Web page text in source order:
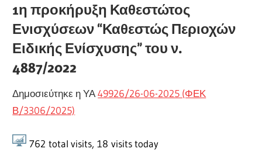
1η προκήρυξη Καθεστώτος
Ενισχύσεων “Καθεστώς Περιοχών
Ειδικής Ενίσχυσης” του ν.
4887/2022
Δημοσιεύτηκε η ΥΑ49926/26-06-2025 (ΦΕΚ
Β/3306/2025)
762 total visits, 18 visits today